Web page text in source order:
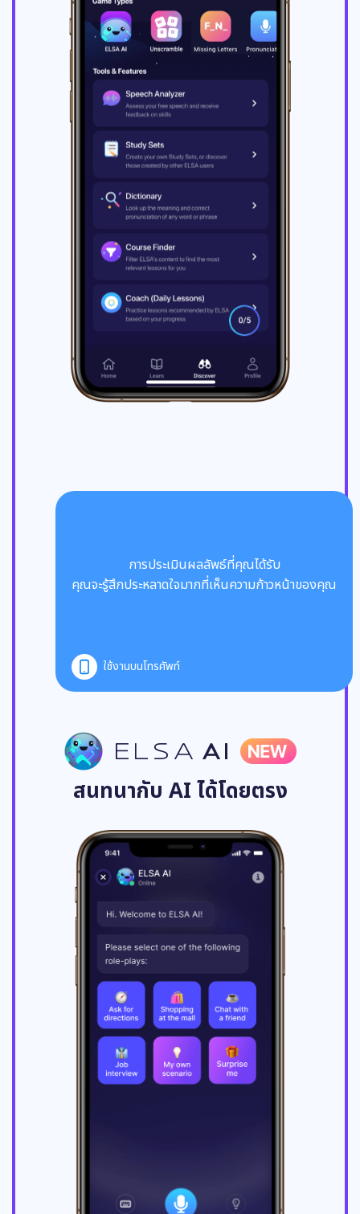
การประเมินผลลัพธ์ที่คุณได้รับ
คุณจะรู้สึกประหลาดใจมากที่เห็นความก้าวหน้าของคุณ
ใช้งานบนโทรศัพท์
สนทนากับ AI ได้โดยตรง